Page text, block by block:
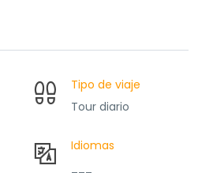
Tipo de viaje
Tour diario
Idiomas